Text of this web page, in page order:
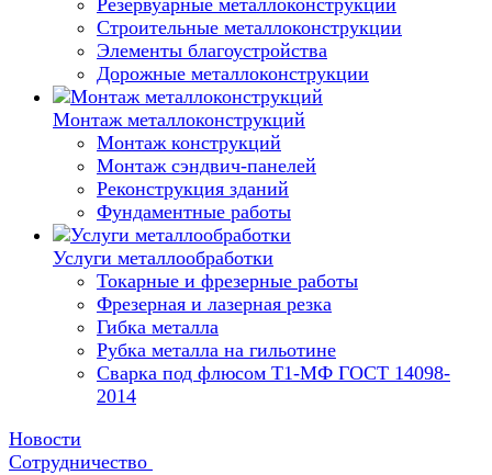
Резервуарные металлоконструкции
Строительные металлоконструкции
Элементы благоустройства
Дорожные металлоконструкции
Монтаж металлоконструкций
Монтаж конструкций
Монтаж сэндвич-панелей
Реконструкция зданий
Фундаментные работы
Услуги металлообработки
Токарные и фрезерные работы
Фрезерная и лазерная резка
Гибка металла
Рубка металла на гильотине
Сварка под флюсом Т1-МФ ГОСТ 14098-
2014
Новости
Сотрудничество